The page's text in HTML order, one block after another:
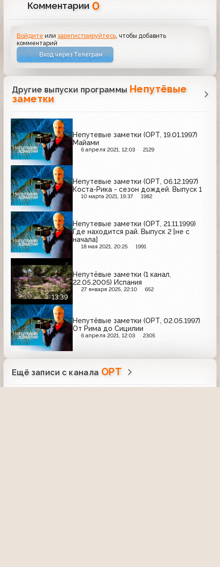
Комментарии 0
Войдите илизарегистрируйтесь , чтобы добавить
комментарий
Вход через Телеграм
Другие выпуски программы Непутёвые
заметки
Непутевые заметки (ОРТ, 19.01.1997)
Майами
6 апреля 2021, 12:03 2129
Непутевые заметки (ОРТ, 06.12.1997)
Коста-Рика - сезон дождей. Выпуск 1
10 марта 2021, 19:37 1982
Непутевые заметки (ОРТ, 21.11.1999)
Где находится рай. Выпуск 2 [не с
начала]
18 мая 2021, 20:25 1991
13:39
Непутёвые заметки (1 канал,
22.05.2005) Испания
27 января 2025, 22:10 652
Непутёвые заметки (ОРТ, 02.05.1997)
От Рима до Сицилии
6 апреля 2021, 12:03 2305
Ещё записи с канала ОРТ